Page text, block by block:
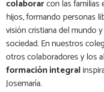
colaborarcon las familias
hijos, formando personas
visión cristiana del mundo
sociedad. En nuestros
otros colaboradores y los
formación integral
Josemaría.